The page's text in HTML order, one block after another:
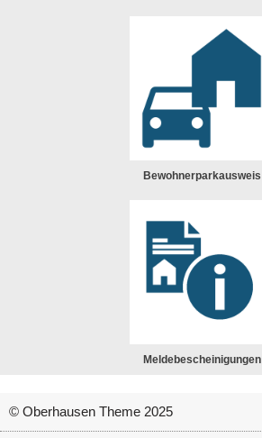
Bewohnerparkausweis
Meldebescheinigungen
© Oberhausen Theme 2025